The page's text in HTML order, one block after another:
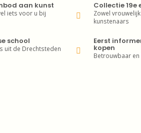
aan kunst
iets voor u bij
Collectie 19e
Zowel
kunstenaars
school
uit de Drechtsteden
Eerst
kopen
Betrouwbaar en